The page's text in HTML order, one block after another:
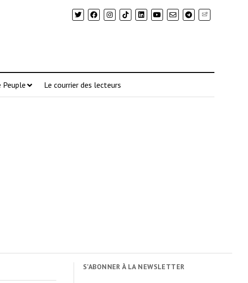
Newsletter
Peuple Le courrier des lecteurs
S'ABONNER À LA NEWSLETTER